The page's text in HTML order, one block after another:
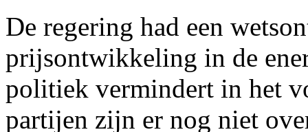
De regering had een
prijsontwikkeling in de
politiek vermindert in het
partijen zijn er nog niet